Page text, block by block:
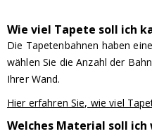
Wie viel Tapete soll ich
Die Tapetenbahnen haben
wählen Sie die Anzahl der
Ihrer Wand.
Hier erfahren Sie, wie viel
Welches Material soll ich